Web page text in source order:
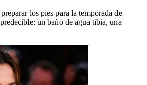
los pies para la temporada de
un baño de agua tibia, una